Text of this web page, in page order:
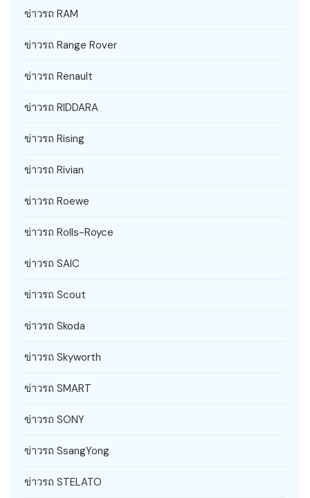
ข่าวรถ RAM
ข่าวรถ Range Rover
ข่าวรถ Renault
ข่าวรถ RIDDARA
ข่าวรถ Rising
ข่าวรถ Rivian
ข่าวรถ Roewe
ข่าวรถ Rolls-Royce
ข่าวรถ SAIC
ข่าวรถ Scout
ข่าวรถ Skoda
ข่าวรถ Skyworth
ข่าวรถ SMART
ข่าวรถ SONY
ข่าวรถ SsangYong
ข่าวรถ STELATO